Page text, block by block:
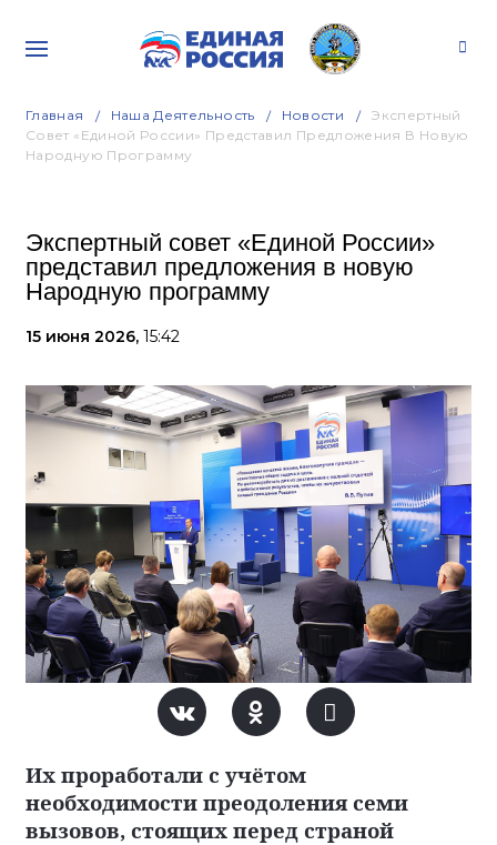
Главная Наша Деятельность Новости
Экспертный
Совет «Единой России» Представил Предложения В Новую
Народную Программу
Экспертный совет «Единой России»
представил предложения в новую
Народную программу
15 июня 2026, 15:42
Их проработали с учётом
необходимости преодоления семи
вызовов, стоящих перед страной